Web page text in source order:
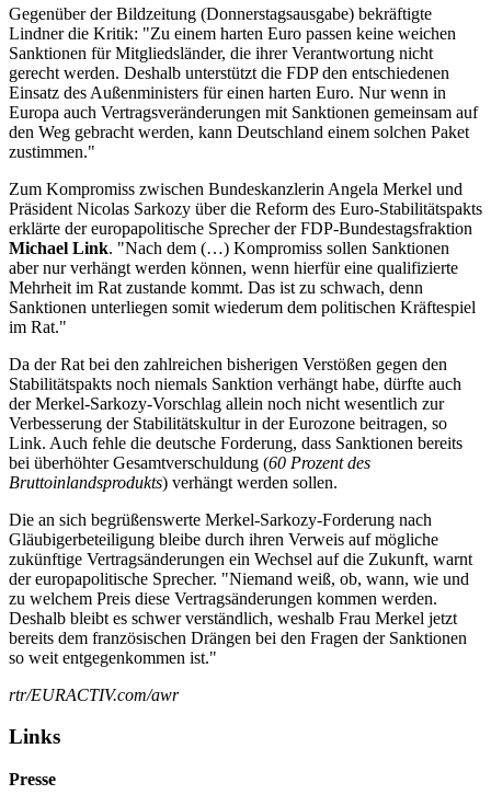
Gegenüber der Bildzeitung (Donnerstagsausgabe) bekräftigte
Lindner die Kritik: "Zu einem harten Euro passen keine weichen
Sanktionen für Mitgliedsländer, die ihrer Verantwortung nicht
gerecht werden. Deshalb unterstützt die FDP den entschiedenen
Einsatz des Außenministers für einen harten Euro. Nur wenn in
Europa auch Vertragsveränderungen mit Sanktionen gemeinsam auf
den Weg gebracht werden, kann Deutschland einem solchen Paket
zustimmen."
Zum Kompromiss zwischen Bundeskanzlerin Angela Merkel und
Präsident Nicolas Sarkozy über die Reform des Euro-Stabilitätspakts
erklärte der europapolitische Sprecher der FDP-Bundestagsfraktion
Michael Link. "Nach dem (…) Kompromiss sollen Sanktionen
aber nur verhängt werden können, wenn hierfür eine qualifizierte
Mehrheit im Rat zustande kommt. Das ist zu schwach, denn
Sanktionen unterliegen somit wiederum dem politischen Kräftespiel
im Rat."
Da der Rat bei den zahlreichen bisherigen Verstößen gegen den
Stabilitätspakts noch niemals Sanktion verhängt habe, dürfte auch
der Merkel-Sarkozy-Vorschlag allein noch nicht wesentlich zur
Verbesserung der Stabilitätskultur in der Eurozone beitragen, so
Link. Auch fehle die deutsche Forderung, dass Sanktionen bereits
bei überhöhter Gesamtverschuldung (60 Prozent des
Bruttoinlandsprodukts) verhängt werden sollen.
Die an sich begrüßenswerte Merkel-Sarkozy-Forderung nach
Gläubigerbeteiligung bleibe durch ihren Verweis auf mögliche
zukünftige Vertragsänderungen ein Wechsel auf die Zukunft, warnt
der europapolitische Sprecher. "Niemand weiß, ob, wann, wie und
zu welchem Preis diese Vertragsänderungen kommen werden.
Deshalb bleibt es schwer verständlich, weshalb Frau Merkel jetzt
bereits dem französischen Drängen bei den Fragen der Sanktionen
so weit entgegenkommen ist."
rtr/EURACTIV.com/awr
Links
Presse